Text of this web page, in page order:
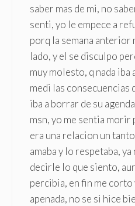
saber mas de mi, no
senti, yo le empece a
porq la semana anterior
lado, y el se disculpo
muy molesto, q nada iba
medi las consecuencias
iba a borrar de su
msn, yo me sentia morir
era una relacion un
amaba y lo respetaba,
decirle lo que siento,
percibia, en fin me corto
apenada, no se si hice